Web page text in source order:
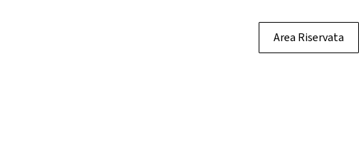
Area Riservata